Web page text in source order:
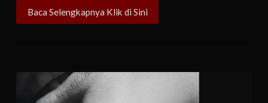
Baca Selengkapnya Klik di Sini